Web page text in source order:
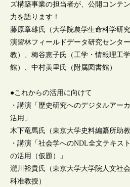
ズ構築事業の担当者が、公開コンテ
力を語ります！
藤原章雄氏（大学院農学生命科学研
演習林フィールドデータ研究センタ
教）、梅谷恵子氏（工学・情報理工
館）、中村美里氏（附属図書館）
●これからの活用に向けて
・講演「歴史研究へのデジタルアー
活用」
木下竜馬氏（東京大学史料編纂所助教
・講演「社会学へのNDL全文テキス
の活用（仮題）」
瀧川裕貴氏（東京大学大学院人文社
科准教授）